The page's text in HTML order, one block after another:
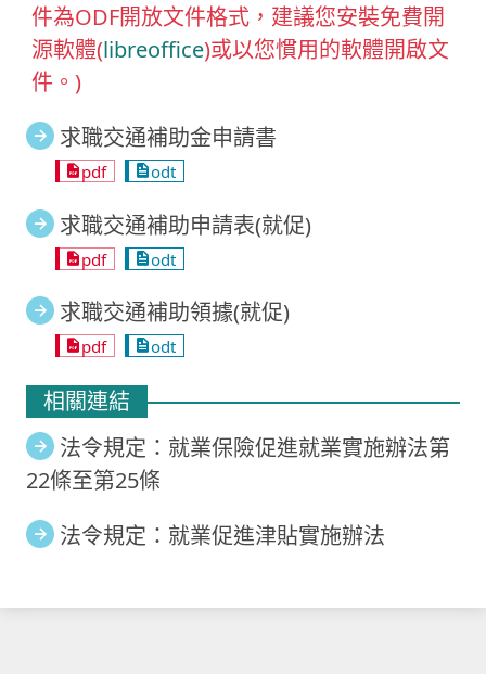
件為ODF開放文件格式，建議您安裝免費開
源軟體(libreoffice)或以您慣用的軟體開啟文
件。)
求職交通補助金申請書
pdf odt
求職交通補助申請表(就促)
pdf odt
求職交通補助領據(就促)
pdf odt
相關連結
法令規定：就業保險促進就業實施辦法第
22條至第25條
法令規定：就業促進津貼實施辦法